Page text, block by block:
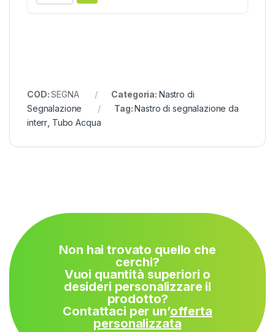
COD:SEGNA Categoria: Nastro di
Segnalazione
Tag:Nastro di segnalazione da
interr Tubo Acqua
Non hai trovato quello che
cerchi?
Vuoi quantità superiori o
desideri personalizzare il
prodotto?
Contattaci per un’offerta
personalizzata